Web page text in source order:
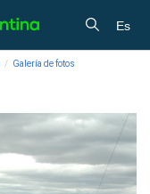
Es
Galería de fotos